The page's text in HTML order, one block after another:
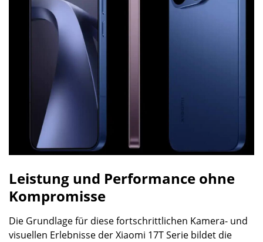
Leistung und Performance ohne
Kompromisse
Die Grundlage für diese fortschrittlichen Kamera- und
visuellen Erlebnisse der Xiaomi 17T Serie bildet die